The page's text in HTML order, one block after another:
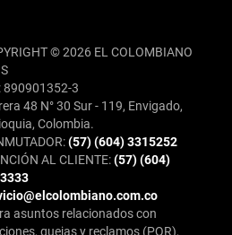
© 2026 EL COLOMBIANO
890901352-3
48 N° 30 Sur - 119, Envigado,
Colombia.
(57) (604) 3315252
AL CLIENTE:(57) (604)
asuntos relacionados con
quejas y reclamos (PQR),